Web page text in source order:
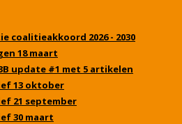
coalitieakkoord 2026 - 2030
18 maart
update #1 met 5 artikelen
13 oktober
21 september
30 maart